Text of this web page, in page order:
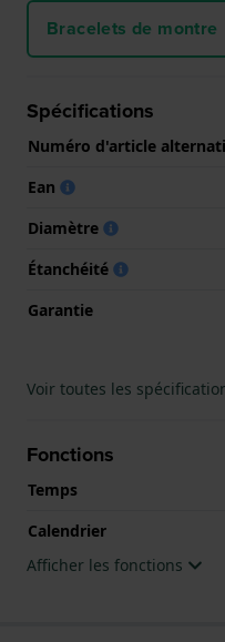
Bracelets de montre
Spécifications
Numéro d'article
Ean
Diamètre
Étanchéité
Garantie
Voir toutes les
Fonctions
Temps
Calendrier
Afficher les fonctions